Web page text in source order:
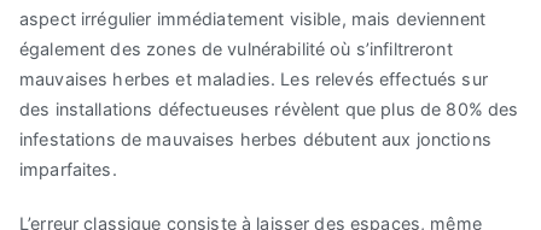
aspect irrégulier immédiatement visible, mais deviennent
également des zones de vulnérabilité où s’infiltreront
mauvaises herbes et maladies. Les relevés effectués sur
des installations défectueuses révèlent que plus de 80% des
infestations de mauvaises herbes débutent aux jonctions
imparfaites.
L’erreur classique consiste à laisser des espaces, même